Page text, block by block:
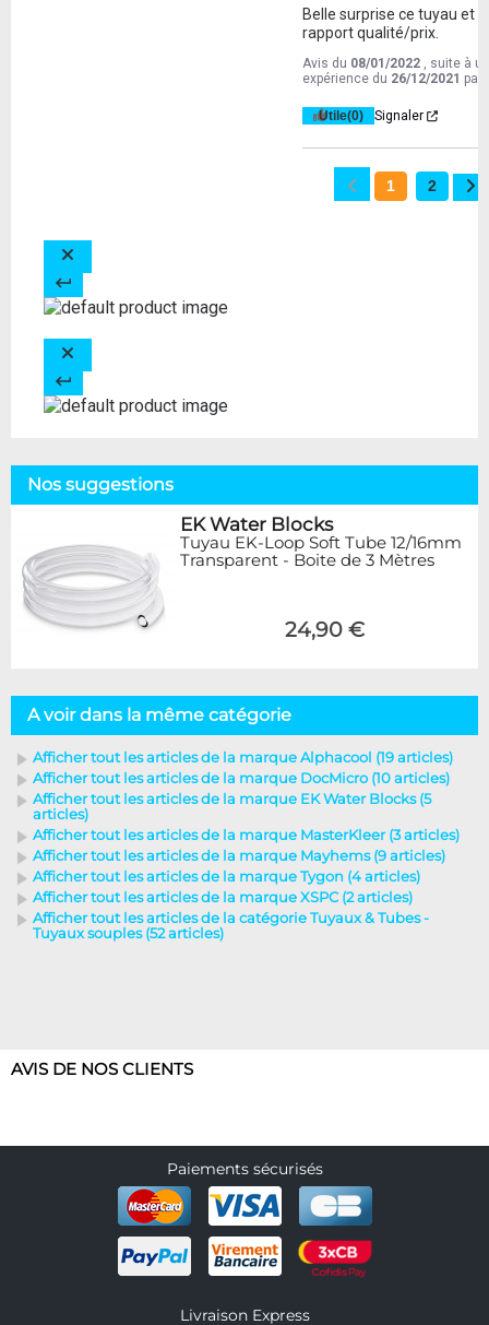
Belle surprise ce tuyau et
rapport qualité/prix.
Avis du 08/01/2022 , suite à
expérience du 26/12/2021 par
Utile(0) Signaler
1 2
Nos suggestions
EK Water Blocks
Tuyau EK-Loop Soft Tube 12/16mm
Transparent - Boite de 3 Mètres
24,90 €
A voir dans la même catégorie
Afficher tout les articles de la marque Alphacool (19 articles)
Afficher tout les articles de la marque DocMicro (10 articles)
Afficher tout les articles de la marque EK Water Blocks (5
articles)
Afficher tout les articles de la marque MasterKleer (3 articles)
Afficher tout les articles de la marque Mayhems (9 articles)
Afficher tout les articles de la marque Tygon (4 articles)
Afficher tout les articles de la marque XSPC (2 articles)
Afficher tout les articles de la catégorie Tuyaux & Tubes -
Tuyaux souples (52 articles)
AVIS DE NOS CLIENTS
Paiements sécurisés
Livraison Express